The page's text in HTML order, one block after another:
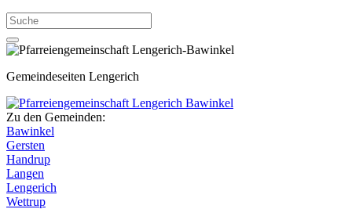
Gemeindeseiten Lengerich
Zu den Gemeinden:
Bawinkel
Gersten
Handrup
Langen
Lengerich
Wettrup